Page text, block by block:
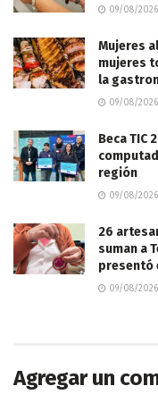
09/08/2026
Mujeres
mujeres
la
09/08/2026
Beca TIC
región
09/08/2026
26
suman a
presentó
09/08/2026
Agregar un